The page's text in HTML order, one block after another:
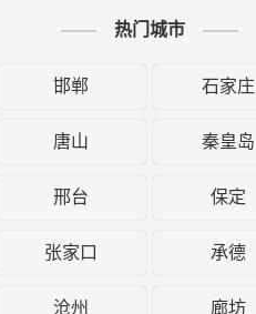
热门城市
邯郸 石家庄
唐山 秦皇岛
邢台 保定
张家口 承德
沧州 廊坊